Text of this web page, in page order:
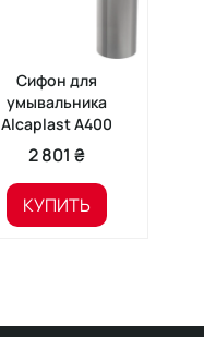
Сифон для
умывальника
Alcaplast A400
2 801 ₴
КУПИТЬ